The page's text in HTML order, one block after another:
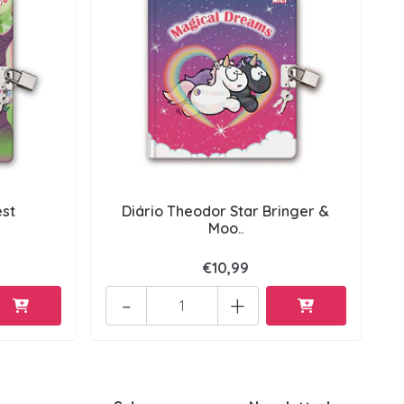
Diário Theodor Star Bringer &
Moo..
€10,99
+
-